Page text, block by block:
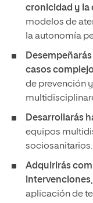
cronicidad y la
modelos de
la autonomía
casos
de prevención
Desarrollarás
equipos
sociosanitarios.
Adquirirás
intervenciones
aplicación de